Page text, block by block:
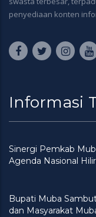
penyediaan konten
Informasi
Sinergi Pemkab
Agenda Nasional
Bupati Muba
dan Masyarakat